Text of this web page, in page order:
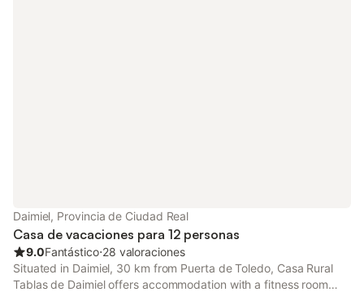
Daimiel, Provincia de Ciudad Real
Casa de vacaciones para 12 personas
9.0Fantástico⋅28 valoraciones
Situated in Daimiel, 30 km from Puerta de Toledo, Casa Rural
Tablas de Daimiel offers accommodation with a fitness room